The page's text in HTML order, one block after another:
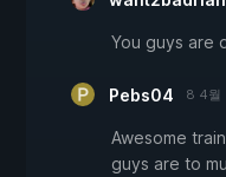
You guys are
Pebs04 8 4월
Awesome
guys are to